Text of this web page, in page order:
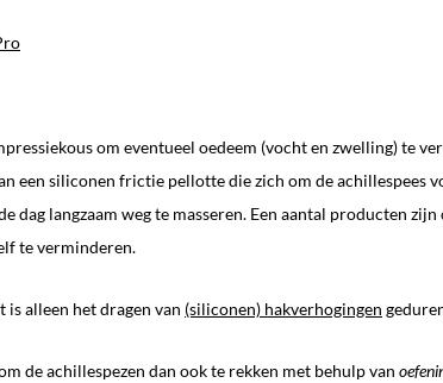
om eventueel oedeem (vocht en zwelling) te
een siliconen frictie pellotte die zich om de achillespees
dag langzaam weg te masseren. Een aantal producten
te verminderen.
alleen het dragen van (siliconen) hakverhogingen
de achillespezen dan ook te rekken met behulp van